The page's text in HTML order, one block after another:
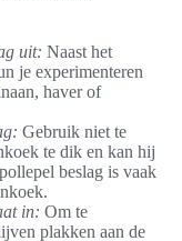
uit: Naast het
je experimenteren
haver of
Gebruik niet te
te dik en kan hij
beslag is vaak
in: Om te
plakken aan de